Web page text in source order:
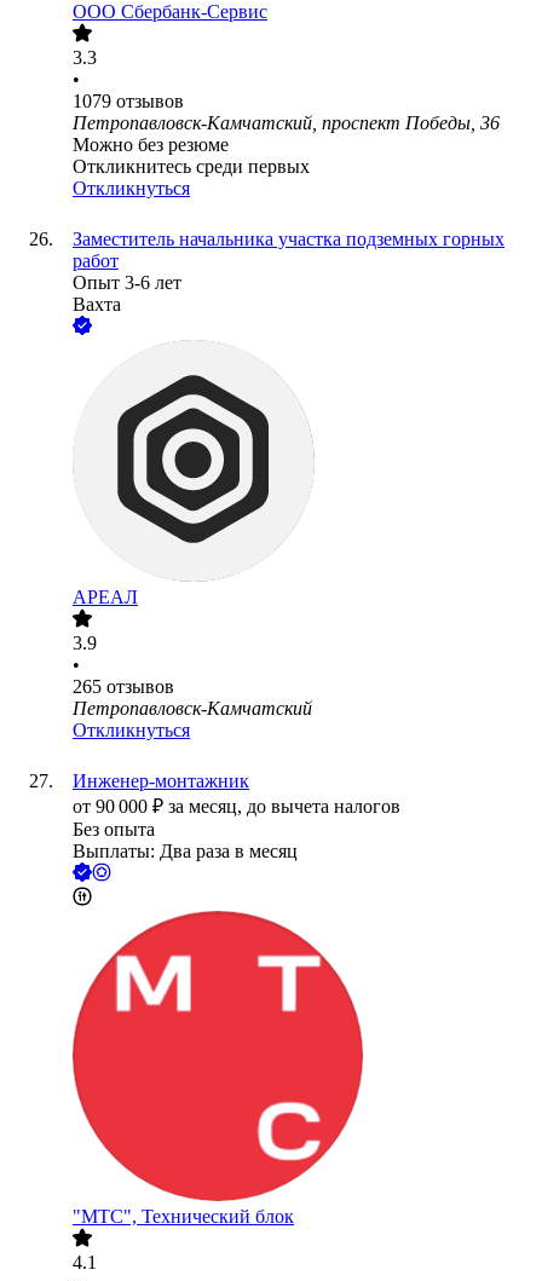
ООО Сбербанк-Сервис
3.3
•
1079 отзывов
Петропавловск-Камчатский, проспект Победы, 36
Можно без резюме
Откликнитесь среди первых
Откликнуться
Заместитель начальника участка подземных горных
работ
Опыт 3-6 лет
Вахта
АРЕАЛ
3.9
•
265 отзывов
Петропавловск-Камчатский
Откликнуться
Инженер-монтажник
от 90 000 ₽ за месяц, до вычета налогов
Без опыта
Выплаты: Два раза в месяц
"МТС", Технический блок
4.1